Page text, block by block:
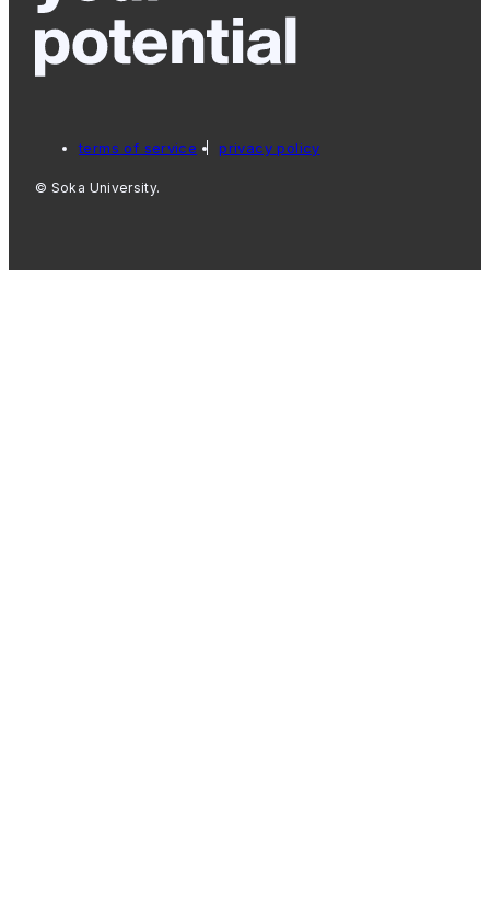
terms of service privacy policy
© Soka University.